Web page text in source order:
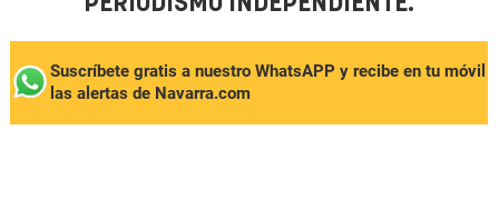
Suscríbete gratis a nuestro WhatsAPP y recibe en tu móvil
las alertas de Navarra.com